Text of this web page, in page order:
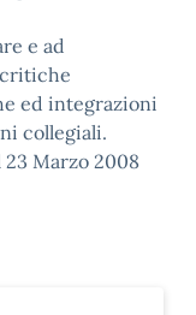
e ad
ed integrazioni
collegiali.
Marzo 2008